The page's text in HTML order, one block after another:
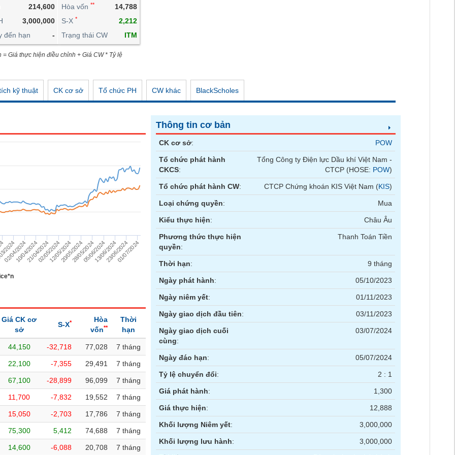
214,600
3,000,000
đến hạn
-
Hòa vốn **
14,788
S-X *
2,212
Trạng thái CW
ITM
Giá thực hiện điều chỉnh + Giá CW * Tỷ lệ
kỹ thuật CK cơ sở Tổ chức PH CW khác BlackScholes
2024
02/04/202410/04/202421/04/202402/05/202412/05/202420/05/202428/05/202405/06/202413/06/202423/06/2024
01/07/2024
Giá CK cơ
sở
S-X*
Hòa
vốn**
Thời
hạn
44,150 -32,718 77,028 7 tháng
22,100 -7,355 29,491 7 tháng
67,100 -28,899 96,099 7 tháng
11,700 -7,832 19,552 7 tháng
15,050 -2,703 17,786 7 tháng
75,300 5,412 74,688 7 tháng
14,600 -6,088 20,708 7 tháng
Thông tin cơ bản
CK cơ sở: POW
Tổ chức phát hành
CKCS:
Tổng Công ty Điện lực Dầu khí Việt Nam -
CTCP (HOSE: POW)
Tổ chức phát hành CW: CTCP Chứng khoán KIS Việt Nam (KIS)
Loại chứng quyền: Mua
Kiểu thực hiện: Châu Âu
Phương thức thực hiện
quyền:
Thanh Toán Tiền
Thời hạn: 9 tháng
Ngày phát hành: 05/10/2023
Ngày niêm yết: 01/11/2023
Ngày giao dịch đầu tiên: 03/11/2023
Ngày giao dịch cuối
cùng:
03/07/2024
Ngày đáo hạn: 05/07/2024
Tỷ lệ chuyển đổi: 2 : 1
Giá phát hành: 1,300
Giá thực hiện: 12,888
Khối lượng Niêm yết: 3,000,000
Khối lượng lưu hành: 3,000,000
CÔNG CỤ ĐẦU TƯ
XUẤT DỮ LIỆU
TIN MỚI
Hợp đồng tương lai Trái phiếu